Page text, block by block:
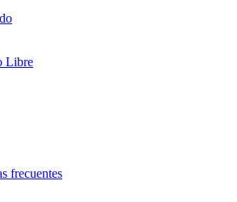
Libre
frecuentes